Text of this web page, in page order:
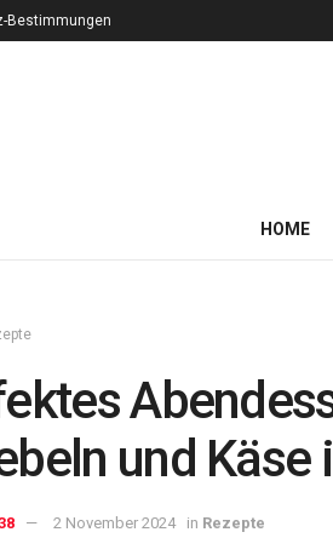
Bestimmungen
HOME
und Käse
2 November 2024 in Rezepte